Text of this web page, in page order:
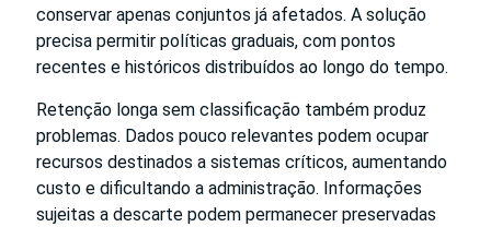
conservar apenas conjuntos já afetados. A solução
precisa permitir políticas graduais, com pontos
recentes e históricos distribuídos ao longo do tempo.
Retenção longa sem classificação também produz
problemas. Dados pouco relevantes podem ocupar
recursos destinados a sistemas críticos, aumentando
custo e dificultando a administração. Informações
sujeitas a descarte podem permanecer preservadas